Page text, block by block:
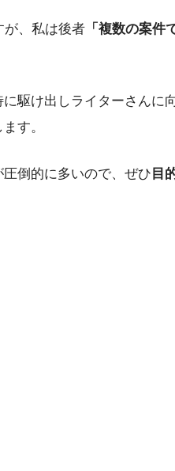
が、私は後者 「複数の案件
駆け出しライターさんに
す。
倒的に多いので、ぜひ 目